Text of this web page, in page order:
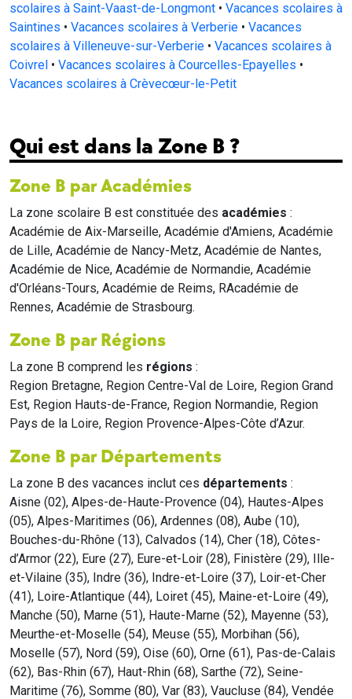
scolaires à Saint-Vaast-de-Longmont • Vacances scolaires à
Saintines • Vacances scolaires à Verberie • Vacances
scolaires à Villeneuve-sur-Verberie • Vacances scolaires à
Coivrel • Vacances scolaires à Courcelles-Epayelles •
Vacances scolaires à Crèvecœur-le-Petit
Qui est dans la Zone B ?
Zone B par Académies
La zone scolaire B est constituée des académies :
Académie de Aix-Marseille, Académie d'Amiens, Académie
de Lille, Académie de Nancy-Metz, Académie de Nantes,
Académie de Nice, Académie de Normandie, Académie
d'Orléans-Tours, Académie de Reims, RAcadémie de
Rennes, Académie de Strasbourg.
Zone B par Régions
La zone B comprend les régions :
Region Bretagne, Region Centre-Val de Loire, Region Grand
Est, Region Hauts-de-France, Region Normandie, Region
Pays de la Loire, Region Provence-Alpes-Côte d’Azur.
Zone B par Départements
La zone B des vacances inclut ces départements :
Aisne (02), Alpes-de-Haute-Provence (04), Hautes-Alpes
(05), Alpes-Maritimes (06), Ardennes (08), Aube (10),
Bouches-du-Rhône (13), Calvados (14), Cher (18), Côtes-
d’Armor (22), Eure (27), Eure-et-Loir (28), Finistère (29), Ille-
et-Vilaine (35), Indre (36), Indre-et-Loire (37), Loir-et-Cher
(41), Loire-Atlantique (44), Loiret (45), Maine-et-Loire (49),
Manche (50), Marne (51), Haute-Marne (52), Mayenne (53),
Meurthe-et-Moselle (54), Meuse (55), Morbihan (56),
Moselle (57), Nord (59), Oise (60), Orne (61), Pas-de-Calais
(62), Bas-Rhin (67), Haut-Rhin (68), Sarthe (72), Seine-
Maritime (76), Somme (80), Var (83), Vaucluse (84), Vendée